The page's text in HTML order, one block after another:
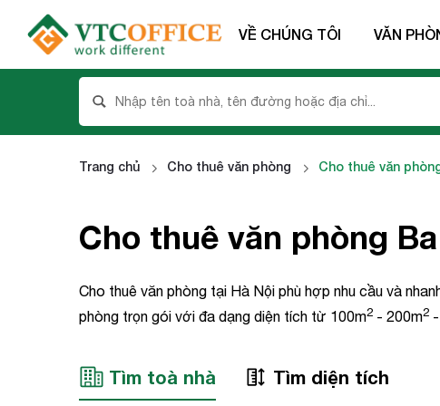
VỀ CHÚNG TÔI VĂN
Trang chủ Cho thuê văn phòng Cho thuê văn
Cho thuê văn phòng
Cho thuê văn phòng tại Hà Nội phù hợp nhu cầu và
phòng trọn gói với đa dạng diện tích từ 100m2 - 200m2
Tìm toà nhà Tìm diện tích